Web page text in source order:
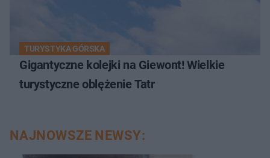
TURYSTYKA GÓRSKA
Gigantyczne kolejki na Giewont! Wielkie
turystyczne oblężenie Tatr
NAJNOWSZE NEWSY: